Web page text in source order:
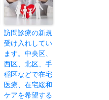
訪問診療の新規
受け入れしてい
ます。中央区、
西区、北区、手
稲区などで在宅
医療、在宅緩和
ケアを希望する